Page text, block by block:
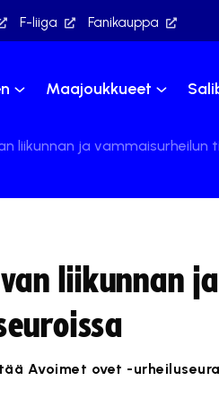
F-liiga Fanikauppa
Maajoukkueet
ja vammaisurheilun
liikunnan ja
Avoimet ovet -